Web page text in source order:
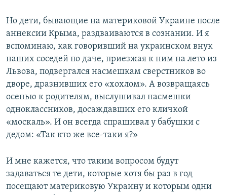
Но дети, бывающие на материковой Украине после
аннексии Крыма, раздваиваются в сознании. И я
вспоминаю, как говоривший на украинском внук
наших соседей по даче, приезжая к ним на лето из
Львова, подвергался насмешкам сверстников во
дворе, дразнивших его «хохлом». А возвращаясь
осенью к родителям, выслушивал насмешки
одноклассников, досаждавших его кличкой
«москаль». И он всегда спрашивал у бабушки с
дедом: «Так кто же все-таки я?»
И мне кажется, что таким вопросом будут
задаваться те дети, которые хотя бы раз в год
посещают материковую Украину и которым одни